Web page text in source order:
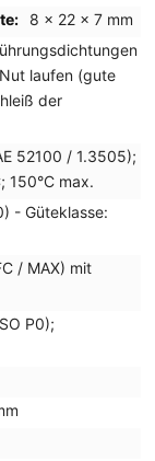
8 x 22 x 7 mm
laufen (gute
der
52100 / 1.3505);
150°C max.
- Güteklasse:
/ MAX) mit
P0);